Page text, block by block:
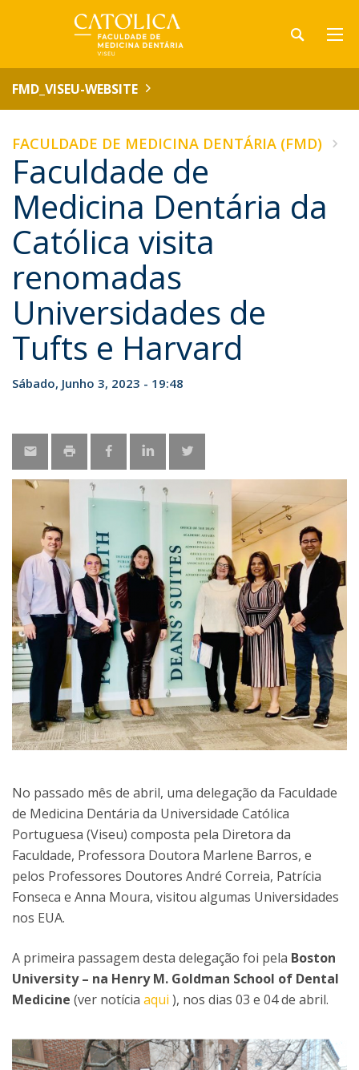
FMD_VISEU-WEBSITE
FACULDADE DE MEDICINA DENTÁRIA (FMD)
Faculdade de
Medicina Dentária da
Católica visita
renomadas
Universidades de
Tufts e Harvard
Sábado, Junho 3, 2023 - 19:48
No passado mês de abril, uma delegação da Faculdade
de Medicina Dentária da Universidade Católica
Portuguesa (Viseu) composta pela Diretora da
Faculdade, Professora Doutora Marlene Barros, e
pelos Professores Doutores André Correia, Patrícia
Fonseca e Anna Moura, visitou algumas Universidades
nos EUA.
A primeira passagem desta delegação foi pela Boston
University – na Henry M. Goldman School of Dental
Medicine (ver notícia aqui ), nos dias 03 e 04 de abril.